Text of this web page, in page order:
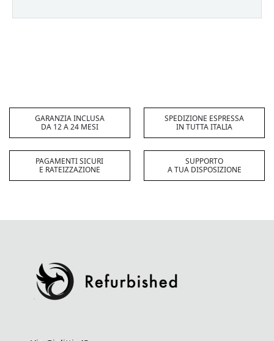
GARANZIA INCLUSA
DA 12 A 24 MESI
SPEDIZIONE ESPRESSA
IN TUTTA ITALIA
PAGAMENTI SICURI
E RATEIZZAZIONE
SUPPORTO
A TUA DISPOSIZIONE